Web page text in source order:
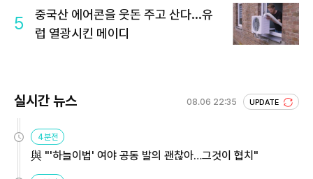
5
중국산 에어콘을 웃돈 주고 산다...유
럽 열광시킨 메이디
실시간 뉴스 08.06 22:35 UPDATE
4분전
與 "'하늘이법' 여야 공동 발의 괜찮아…그것이 협치"